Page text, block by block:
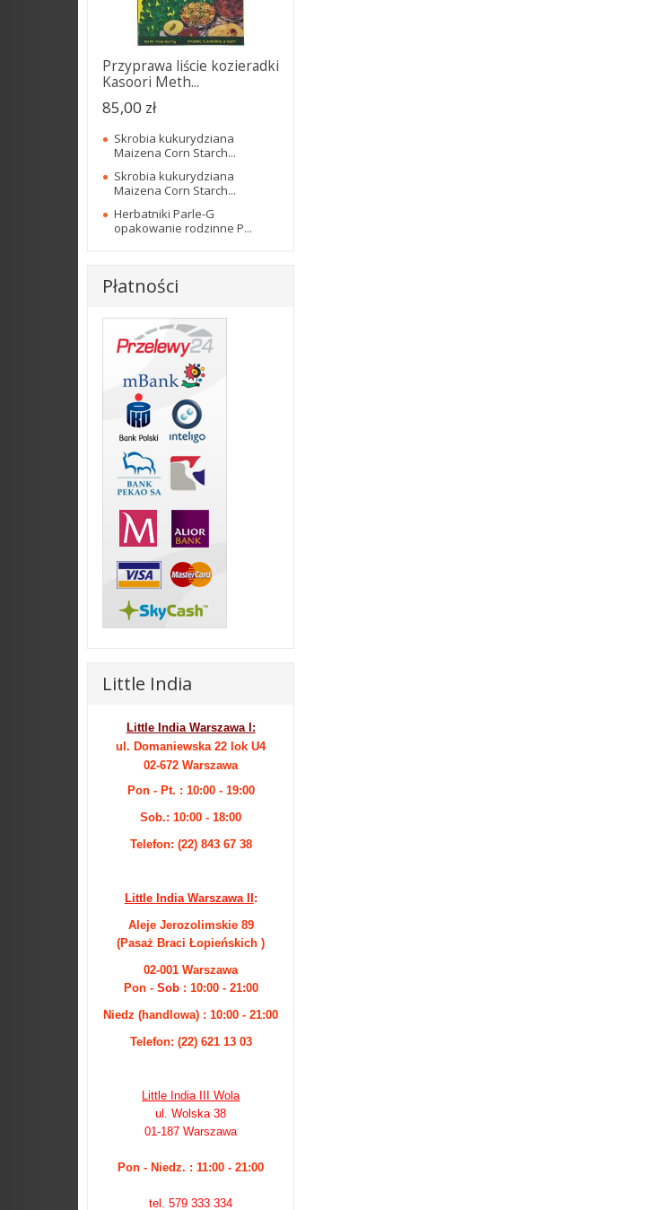
Przyprawa liście kozieradki
Kasoori Meth...
85,00 zł
Skrobia kukurydziana
Maizena Corn Starch...
Skrobia kukurydziana
Maizena Corn Starch...
Herbatniki Parle-G
opakowanie rodzinne P...
Płatności
Little India
Little India Warszawa I:
ul. Domaniewska 22 lok U4
02-672 Warszawa
Pon - Pt. : 10:00 - 19:00
Sob.: 10:00 - 18:00
Telefon: (22) 843 67 38
Little India Warszawa II :
Aleje Jerozolimskie 89
(Pasaż Braci Łopieńskich )
02-001 Warszawa
Pon - Sob: 10:00 - 21:00
Niedz (handlowa) : 10:00 - 21:00
Telefon: (22) 621 13 03
Little India III Wola
ul. Wolska 38
01-187 Warszawa
Pon - Niedz. : 11:00 - 21:00
tel. 579 333 334